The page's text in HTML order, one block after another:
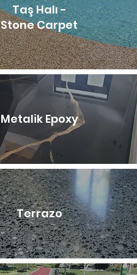
Taş Halı -
Stone Carpet
Metalik Epoxy
Terrazo